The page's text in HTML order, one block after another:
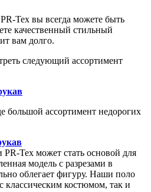
Tex вы всегда можете быть
качественный стильный
вам долго.
следующий ассортимент
большой ассортимент недорогих
Tex может стать основой для
модель с разрезами в
облегает фигуру. Наши поло
классическим костюмом, так и